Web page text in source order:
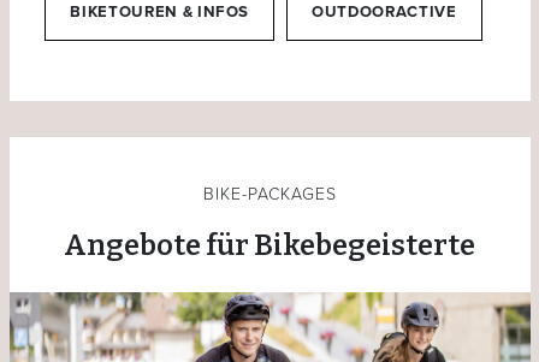
BIKETOUREN & INFOS OUTDOORACTIVE
BIKE-PACKAGES
Angebote für Bikebegeisterte